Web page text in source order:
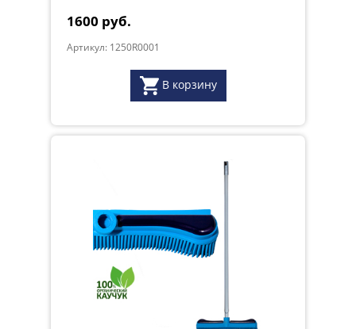
1600 руб.
Артикул: 1250R0001
В корзину